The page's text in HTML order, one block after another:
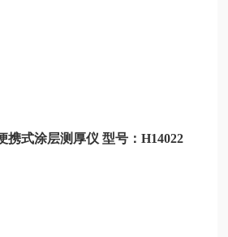
携式涂层测厚仪 型号：H14022